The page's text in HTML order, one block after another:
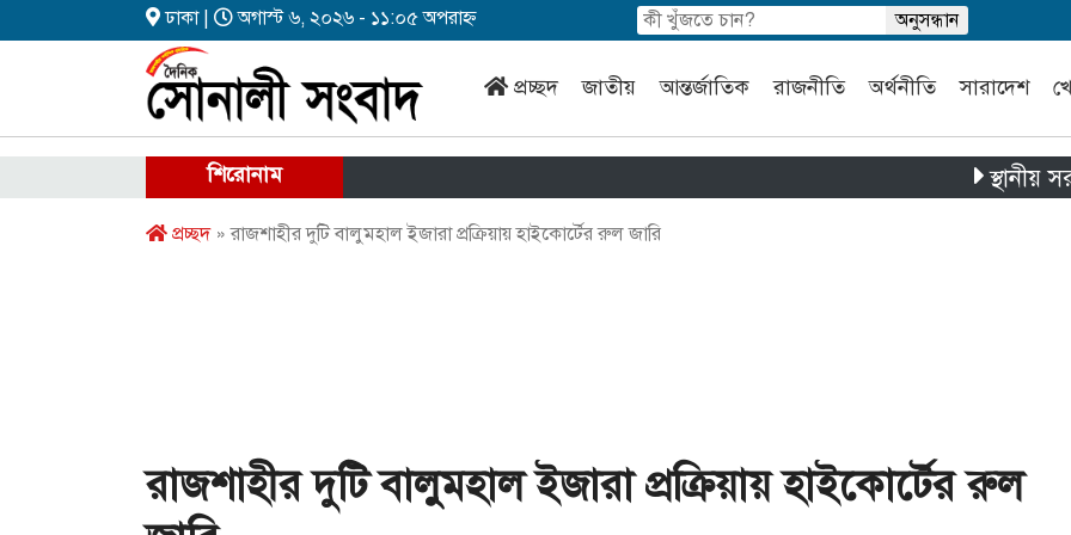
ঢাকা | অগাস্ট ৬, ২০২৬ - ১১:০৫ অপরাহ্ন
প্রচ্ছদ জাতীয় আন্তর্জাতিক রাজনীতি অর্থনীতি সারাদেশ
শিরোনাম স্থানীয় সরকার
প্রচ্ছদ» রাজশাহীর দুটি বালুমহাল ইজারা প্রক্রিয়ায় হাইকোর্টের রুল জারি
রাজশাহীর দুটি বালুমহাল ইজারা প্রক্রিয়ায় হাইকোর্টের রুল